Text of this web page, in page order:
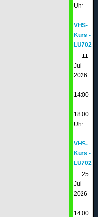
Uhr
VHS-
Kurs -
LU702
11
Jul
2026
14:00
-
18:00
Uhr
VHS-
Kurs -
LU702
25
Jul
2026
14:00